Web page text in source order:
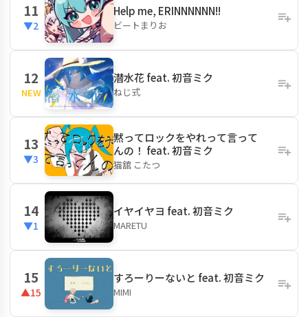
11
▼2
Help me, ERINNNNNN!!
ビートまりお
12
NEW
潜水花 feat. 初音ミク
ねじ式
13
▼3
黙ってロックをやれって言って
んの！ feat. 初音ミク
猫舘 こたつ
14
▼1
イヤイヤヨ feat. 初音ミク
MARETU
15
▲15
すろーりーないと feat. 初音ミク
MIMI